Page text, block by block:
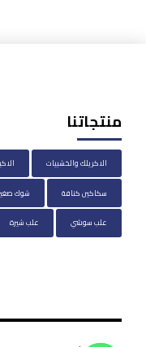
منتجاتنا
الاكريلك والخشبيات
سكاكين كنافة شوك
علب سوشي علب شيرة